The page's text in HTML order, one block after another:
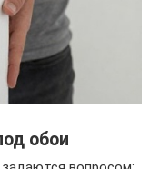
обои